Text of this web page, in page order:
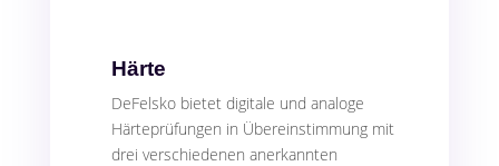
Härte
DeFelsko bietet digitale und analoge
Härteprüfungen in Übereinstimmung mit
drei verschiedenen anerkannten